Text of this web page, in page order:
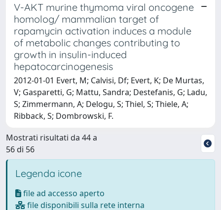
V-AKT murine thymoma viral oncogene
homolog/ mammalian target of
rapamycin activation induces a module
of metabolic changes contributing to
growth in insulin-induced
hepatocarcinogenesis
2012-01-01 Evert, M; Calvisi, Df; Evert, K; De Murtas,
V; Gasparetti, G; Mattu, Sandra; Destefanis, G; Ladu,
S; Zimmermann, A; Delogu, S; Thiel, S; Thiele, A;
Ribback, S; Dombrowski, F.
Mostrati risultati da 44 a
56 di 56
Legenda icone
file ad accesso aperto
file disponibili sulla rete interna